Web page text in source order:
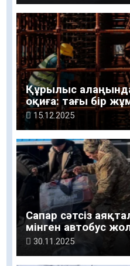
Құрылыс
оқиға: тағы бір
құлады
15.12.2025
Сапар сәтсіз
мінген автобус
30.11.2025